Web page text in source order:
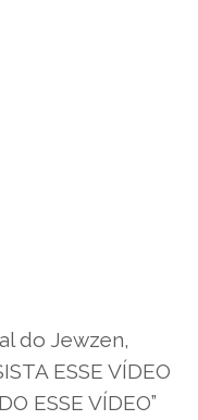
do Jewzen,
ESSE VÍDEO
ESSE VÍDEO”